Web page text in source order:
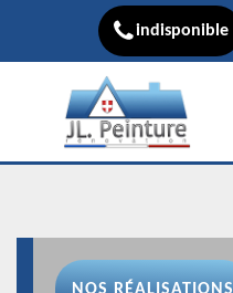
indisponible